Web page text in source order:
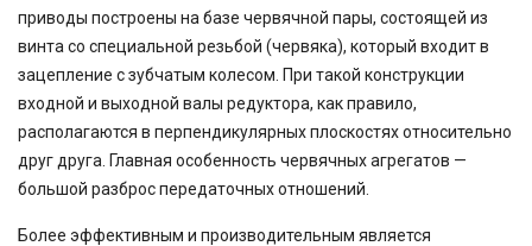
приводы построены на базе червячной пары, состоящей из
винта со специальной резьбой (червяка), который входит в
зацепление с зубчатым колесом. При такой конструкции
входной и выходной валы редуктора, как правило,
располагаются в перпендикулярных плоскостях относительно
друг друга. Главная особенность червячных агрегатов —
большой разброс передаточных отношений.
Более эффективным и производительным является